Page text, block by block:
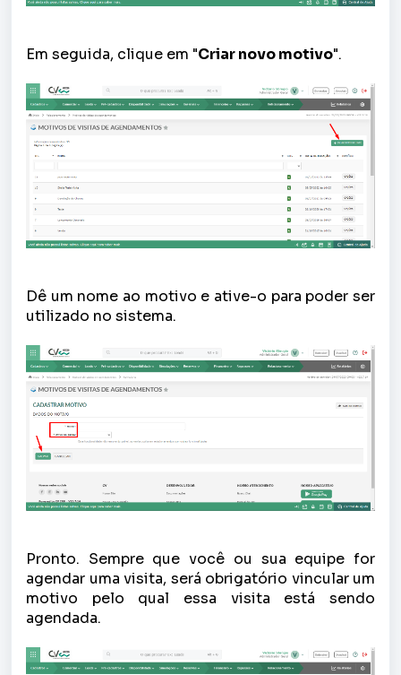
Em seguida, clique em "Criar novo motivo".
Dê um nome ao motivo e ative-o para poder ser
utilizado no sistema.
Pronto. Sempre que você ou sua equipe for
agendar uma visita, será obrigatório vincular um
motivo pelo qual essa visita está sendo
agendada.